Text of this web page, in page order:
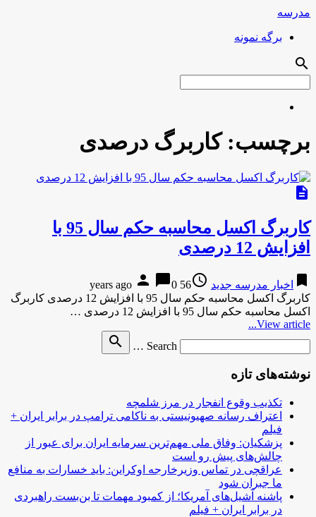
مدرسه
برگه نمونه
search
برچسب:کاربرگ درصدی
description
کاربرگ اکسل محاسبه حکم سال 95 با
افزایش 12 درصدی
bookmark اخبار مدرسه جدید access_time
56 years ago
person chat_bubble0
کاربرگ اکسل محاسبه حکم سال 95 با افزایش 12 درصدی کاربرگ
اکسل محاسبه حکم سال 95 با افزایش 12 درصدی …
View article...
Search …
search
نوشته‌های تازه
تکذیب وقوع انفجار در مرز شلمچه
اعتراف رسانه صهیونیستی به ناکامی ترامپ در برابر ایران +
فیلم
پزشکیان: وفاق ملی مهم‌ترین سرمایه ایران برای عبور از
چالش‌های پیش رو است
عراقچی در تماس وزیرخارجه اوکراین: باید خسارات به منافع
ما جبران شود
پاشنه آشیل‌های آمریکا؛ از کمبود مهمات تا بن‌بست راهبردی
در برابر ایران + فیلم